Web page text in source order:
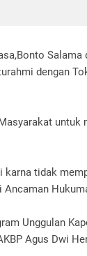
dengan
untuk
tidak
Unggulan
Agus Dwi